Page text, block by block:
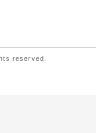
reserved.